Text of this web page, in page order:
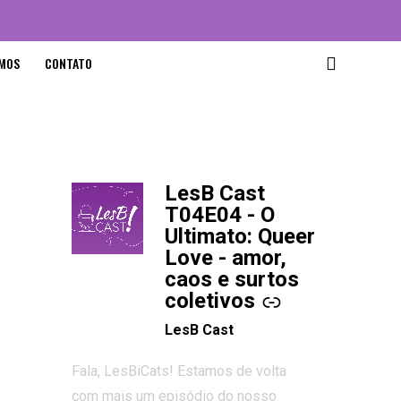
CONTATO
LesB Cast
T04E04 - O
Ultimato: Queer
Love - amor,
caos e surtos
coletivos
-
LesB Cast
Fala, LesBiCats! Estamos de volta
com mais um episódio do nosso